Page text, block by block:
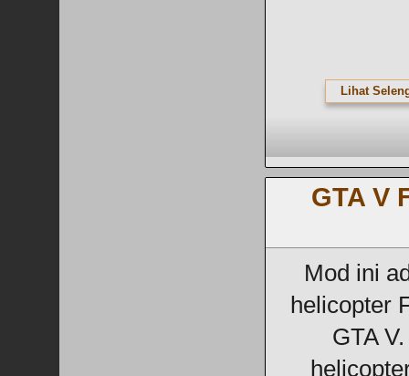
Lihat
GTA V
Mod ini
helicopter
GTA